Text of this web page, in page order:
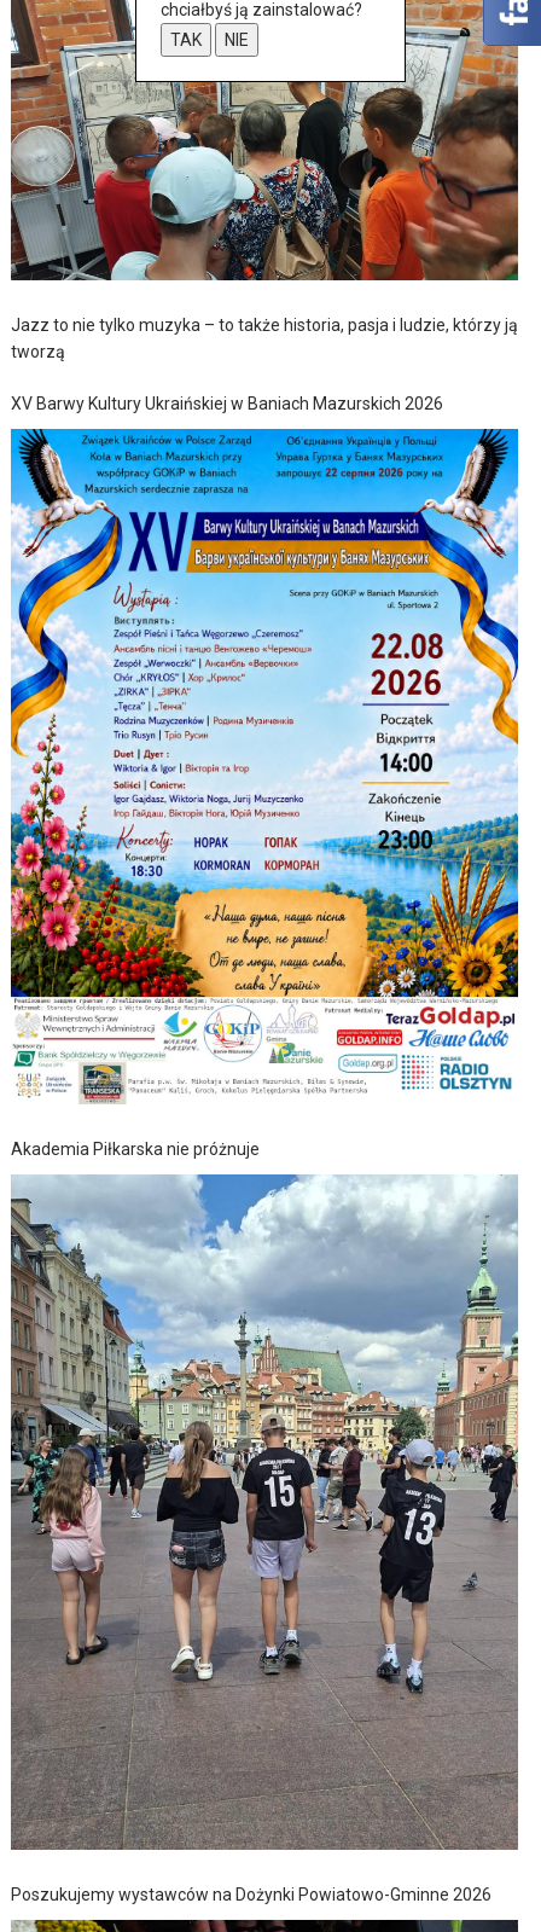
Jazz to nie tylko muzyka – to także historia, pasja i ludzie, którzy ją
tworzą
XV Barwy Kultury Ukraińskiej w Baniach Mazurskich 2026
Akademia Piłkarska nie próżnuje
Poszukujemy wystawców na Dożynki Powiatowo-Gminne 2026
chciałbyś ją zainstalować?
TAK
NIE